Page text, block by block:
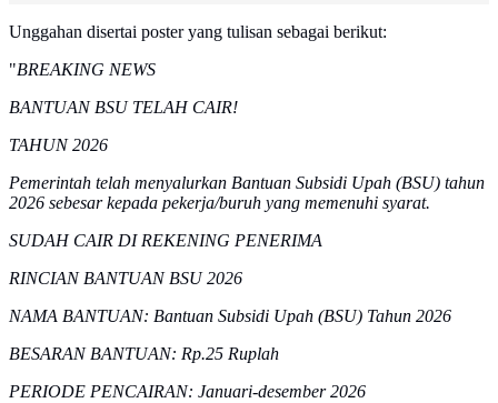
Unggahan disertai poster yang tulisan sebagai berikut:
"BREAKING NEWS
BANTUAN BSU TELAH CAIR!
TAHUN 2026
Pemerintah telah menyalurkan Bantuan Subsidi Upah (BSU) tahun
2026 sebesar kepada pekerja/buruh yang memenuhi syarat.
SUDAH CAIR DI REKENING PENERIMA
RINCIAN BANTUAN BSU 2026
NAMA BANTUAN: Bantuan Subsidi Upah (BSU) Tahun 2026
BESARAN BANTUAN: Rp.25 Ruplah
PERIODE PENCAIRAN: Januari-desember 2026